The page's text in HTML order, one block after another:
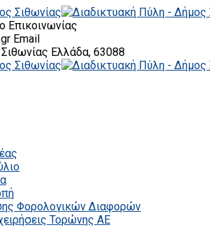
Επικοινωνίας
Email
Ελλάδα, 63088
Φορολογικών Διαφορών
Τορώνης ΑΕ